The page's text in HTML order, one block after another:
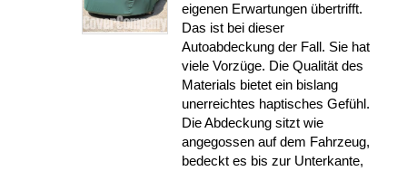
eigenen Erwartungen übertrifft.
Das ist bei dieser
Autoabdeckung der Fall. Sie hat
viele Vorzüge. Die Qualität des
Materials bietet ein bislang
unerreichtes haptisches Gefühl.
Die Abdeckung sitzt wie
angegossen auf dem Fahrzeug,
bedeckt es bis zur Unterkante,